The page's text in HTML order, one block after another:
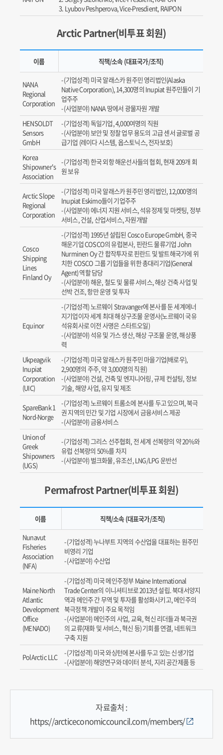
Lyubov Peshperova, Vice-Presdient, RAIPON
Arctic Partner(비투표 회원)
이름 직책/소속 (대표국가/조직)
NANA
Regional
Corporation
(기업성격) 미국 알래스카 원주민 영리법인(Alaska
Native Corporation), 14,300명의 Inupiat 원주민들이 기
업주주
(사업분야) NANA 땅에서 광물자원 개발
HENSOLDT
Sensors
GmbH
(기업성격) 독일기업, 4,000여명의 직원
(사업분야) 보안 및 정찰 업무 용도의 고급 센서 글로벌 공
급기업 (레이다 시스템, 옵스토닉스, 전자보호)
Korea
Shipowner's
Association
(기업성격) 한국 외항 해운선사들의 협회, 현재 209개 회
원 보유
Arctic Slope
Regional
Corporation
(기업성격) 미국 알래스카 원주민 영리법인, 12,000명의
Inupiat Eskimo들이 기업주주
(사업분야) 에너지 지원 서비스, 석유정제 및 마켓팅, 정부
서비스, 건설, 산업서비스, 자원개발
Cosco
Shipping
Lines
Finland Oy
(기업성격) 1995년 설립된 Cosco Europe GmbH, 중국
해운기업 COSCO의 유럽본사, 핀란드 물류기업 John
Nurminen Oy 간 합작투자로 핀란드 및 발트해국가에 위
치한 COSCO 그룹 기업들을 위한 총대리기업(General
Agent) 역할 담당
(사업분야) 해운, 철도 및 물류 서비스, 해상 건축 사업 및
선박 건조, 항만 운영 및 투자
Equinor
(기업성격) 노르웨이 Stravanger에 본사를 둔 세계에너
지기업이자 세계 최대 해상구조물 운영사(노르웨이 국유
석유회사로 이전 사명은 스타트오일)
(사업분야) 석유 및 가스 생산, 해상 구조물 운영, 해상풍
력
Ukpeagvik
Inupiat
Corporation
(UIC)
(기업성격) 미국 알래스카 원주민 마을기업(배로우),
2,900명의 주주, 약 3,000명의 직원)
(사업분야) 건설, 건축 및 엔지니어링, 규제 컨설팅, 정보
기술, 해양 사업, 유지 및 제조
SpareBank 1
Nord-Norge
(기업성격) 노르웨이 트롬소에 본사를 두고 있으며, 북극
권 지역의 민간 및 기업 시장에서 금융서비스 제공
(사업분야) 금융서비스
Union of
Greek
Shipowners
(UGS)
(기업성격) 그리스 선주협회, 전 세계 선복량의 약 20%와
유럽 선복량의 50%를 차지
(사업분야) 벌크화물, 유조선, LNG/LPG 운반선
Permafrost Partner(비투표 회원)
이름
직책/소속 (대표국가/조직)
Nunavut
Fisheries
Association
(NFA)
(기업성격) 누나부트 지역의 수산업을 대표하는 원주민
비영리 기업
(사업분야) 수산업
Maine North
Atlantic
Development
Office
(MENADO)
(기업성격) 미국 메인주정부 Maine International
Trade Center의 이니셔티브로 2013년 설립. 북대서양지
역과 메인주 간 무역 및 투자를 활성화시키고, 메인주의
북극정책 개발이 주요 목적임
(사업분야) 메인주의 사업, 교육, 혁신 리더들과 북극권
의 교류(재화 및 서비스, 혁신 등) 기회를 연결, 네트워크
구축 지원
PolArctic LLC
(기업성격) 미국 와싱턴에 본사를 두고 있는 신생기업
(사업분야) 해양연구와 데이터 분석, 지리 공간제품 등
자료출처 :
https://arcticeconomiccouncil.com/members/